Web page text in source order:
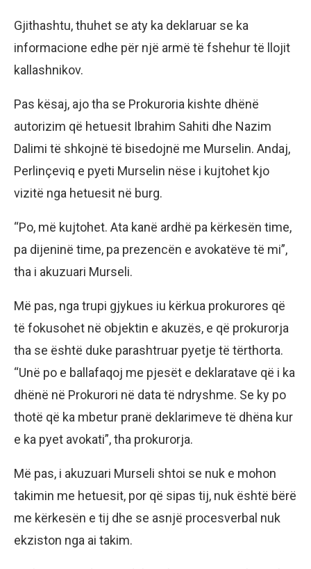
Gjithashtu, thuhet se aty ka deklaruar se ka
informacione edhe për një armë të fshehur të llojit
kallashnikov.
Pas kësaj, ajo tha se Prokuroria kishte dhënë
autorizim që hetuesit Ibrahim Sahiti dhe Nazim
Dalimi të shkojnë të bisedojnë me Murselin. Andaj,
Perlinçeviq e pyeti Murselin nëse i kujtohet kjo
vizitë nga hetuesit në burg.
“Po, më kujtohet. Ata kanë ardhë pa kërkesën time,
pa dijeninë time, pa prezencën e avokatëve të mi”,
tha i akuzuari Murseli.
Më pas, nga trupi gjykues iu kërkua prokurores që
të fokusohet në objektin e akuzës, e që prokurorja
tha se është duke parashtruar pyetje të tërthorta.
“Unë po e ballafaqoj me pjesët e deklaratave që i ka
dhënë në Prokurori në data të ndryshme. Se ky po
thotë që ka mbetur pranë deklarimeve të dhëna kur
e ka pyet avokati”, tha prokurorja.
Më pas, i akuzuari Murseli shtoi se nuk e mohon
takimin me hetuesit, por që sipas tij, nuk është bërë
me kërkesën e tij dhe se asnjë procesverbal nuk
ekziston nga ai takim.